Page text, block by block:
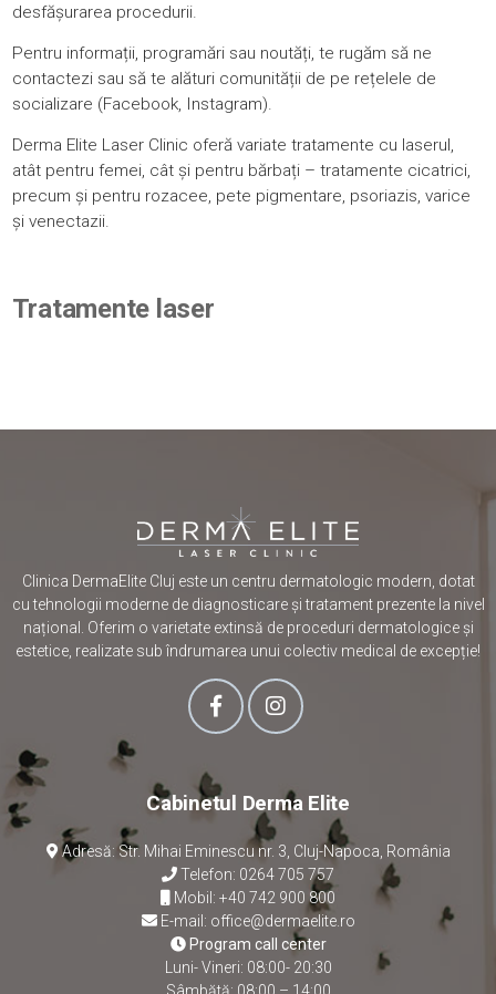
desfășurarea procedurii.
Pentru informații, programări sau noutăți, te rugăm să ne
contactezisau să te alături comunității de pe rețelele de
socializare (Facebook, Instagram).
Derma Elite Laser Clinic oferă variate tratamente cu laserul
atât pentru femei, cât și pentru bărbați – tratamente cicatrici,
precum și pentru rozacee pete pigmentare psoriazis varice
și venectazii.
Tratamente laser
Clinica DermaElite Cluj este un centru dermatologic modern, dotat
cu tehnologii moderne de diagnosticare și tratament prezente la nivel
național. Oferim o varietate extinsă de proceduri dermatologice și
estetice, realizate sub îndrumarea unui colectiv medical de excepție!
Cabinetul Derma Elite
Adresă: Str. Mihai Eminescu nr. 3, Cluj-Napoca, România
Telefon: 0264 705 757
Mobil: +40 742 900 800
E-mail: office@dermaelite.ro
Program call center
Luni- Vineri: 08:00- 20:30
Sâmbătă: 08:00 – 14:00